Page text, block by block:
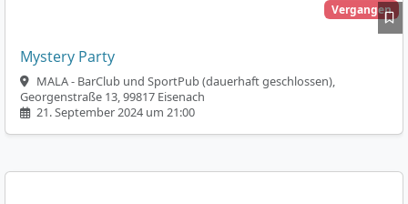
Vergangen
Mystery Party
MALA - BarClub und SportPub (dauerhaft geschlossen),
Georgenstraße 13, 99817 Eisenach
21. September 2024 um 21:00